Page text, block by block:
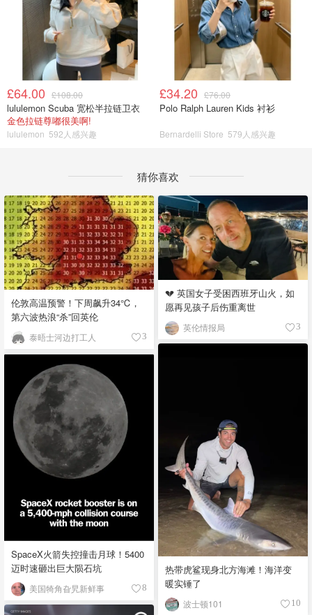
£64.00 £108.00
lululemon Scuba 宽松半拉链卫衣
金色拉链尊嘟很美啊!
lululemon 592人感兴趣
£34.20 £76.00
Polo Ralph Lauren Kids 衬衫
Bernardelli Store 579人感兴趣
猜你喜欢
伦敦高温预警！下周飙升34℃，
第六波热浪“杀”回英伦
泰晤士河边打工人 3
💔 英国女子受困西班牙山火，如
愿再见孩子后伤重离世
英伦情报局 3
热带虎鲨现身北方海滩！海洋变
暖实锤了
波士顿101 10
SpaceX火箭失控撞击月球！5400
迈时速砸出巨大陨石坑
美国犄角旮旯新鲜事 8